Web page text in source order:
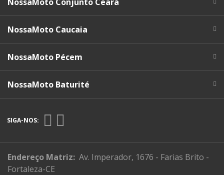
NossaMoto Caucaia
NossaMoto Pécem
NossaMoto Baturité
SIGA-NOS:
Endereço Matriz: Av. Imperador, 1676 - Farias Brito -
Fortaleza-CE